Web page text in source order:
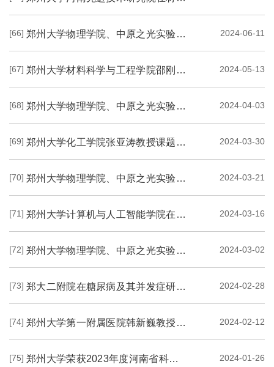
[66] 郑州大学物理学院、中原之光实验室范春珍教授在物理学顶级期刊上发表综述文章 2024-06-11
[67] 郑州大学材料科学与工程学院邵刚教授、张锐教授团队在高温极端环境陶瓷传感器研究... 2024-05-13
[68] 郑州大学物理学院、中原之光实验室李新亮教授团队在储能领域取得一系列重要进展 2024-04-03
[69] 郑州大学化工学院张亚涛教授课题组在国际顶尖期刊上发表综述文章 2024-03-30
[70] 郑州大学物理学院、中原之光实验室单崇新教授团队在碳纳米点超长余辉发光研究方面... 2024-03-21
[71] 郑州大学计算机与人工智能学院在国际权威期刊上发表综述文章 2024-03-16
[72] 郑州大学物理学院、中原之光实验室陈刚教授团队在非厄米物态调控方面取得重要进展 2024-03-02
[73] 郑大二附院在糖尿病及其并发症研究领域取得积极进展 2024-02-28
[74] 郑州大学第一附属医院韩新巍教授团队利用大数据挖掘生信研究取得突出成绩 2024-02-12
[75] 郑州大学荣获2023年度河南省科学技术奖一等奖项目展示（九）---《中原城市群大气复... 2024-01-26